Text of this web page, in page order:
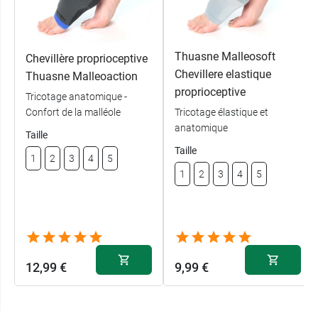
Chevillère proprioceptive
Thuasne Malleoaction
Tricotage anatomique -
Confort de la malléole
Taille
1 2 3 4 5
12,99 €
Thuasne Malleosoft
Chevillere elastique
proprioceptive
Tricotage élastique et
anatomique
Taille
1 2 3 4 5
9,99 €